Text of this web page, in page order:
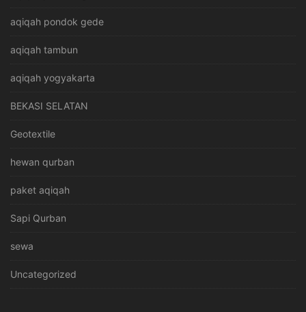
aqiqah pondok gede
aqiqah tambun
aqiqah yogyakarta
BEKASI SELATAN
Geotextile
hewan qurban
paket aqiqah
Sapi Qurban
sewa
Uncategorized